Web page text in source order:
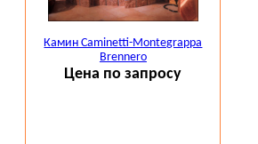
Камин Caminetti-Montegrappa
Brennero
Цена по запросу